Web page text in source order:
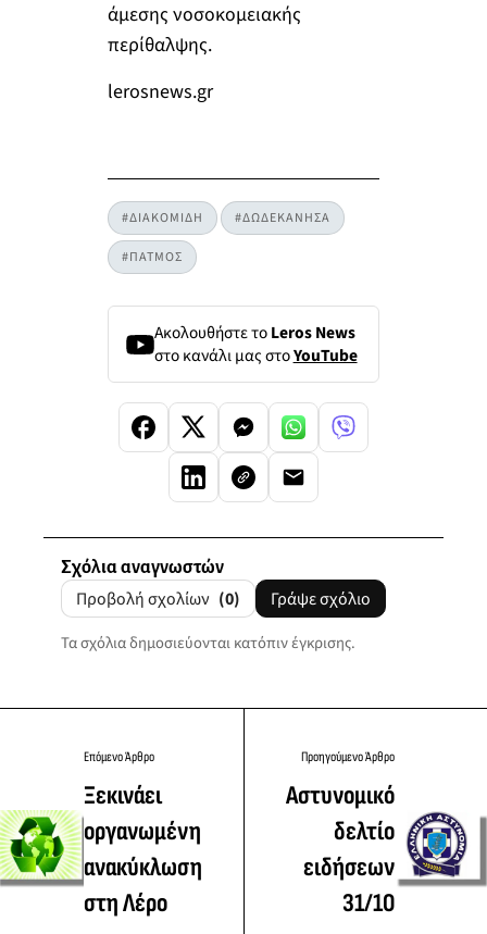
άμεσης νοσοκομειακής
περίθαλψης.
lerosnews.gr
#ΔΙΑΚΟΜΙΔΗ #ΔΩΔΕΚΑΝΗΣΑ
#ΠΑΤΜΟΣ
Ακολουθήστε τοLeros News
στο κανάλι μας στοYouTube
Σχόλια αναγνωστών
Προβολή σχολίων (0) Γράψε σχόλιο
Τα σχόλια δημοσιεύονται κατόπιν έγκρισης.
Επόμενο Άρθρο
Ξεκινάει
οργανωμένη
ανακύκλωση
στη Λέρο
Προηγούμενο Άρθρο
Αστυνομικό
δελτίο
ειδήσεων
31/10